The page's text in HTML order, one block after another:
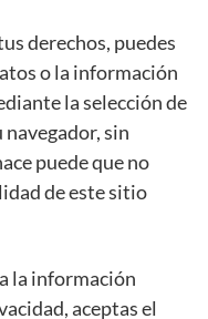
derechos, puedes
o la información
la selección de
sin
puede que no
de este sitio
la información
aceptas el